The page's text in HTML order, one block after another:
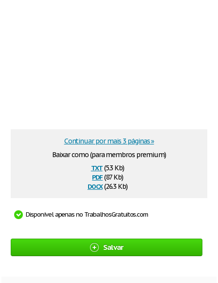
Baixar como (para membros premium)
txt(5.3 Kb)
pdf(87 Kb)
docx(26.3 Kb)
Continuar por mais 3 páginas »
Disponível apenas no TrabalhosGratuitos.com
Salvar